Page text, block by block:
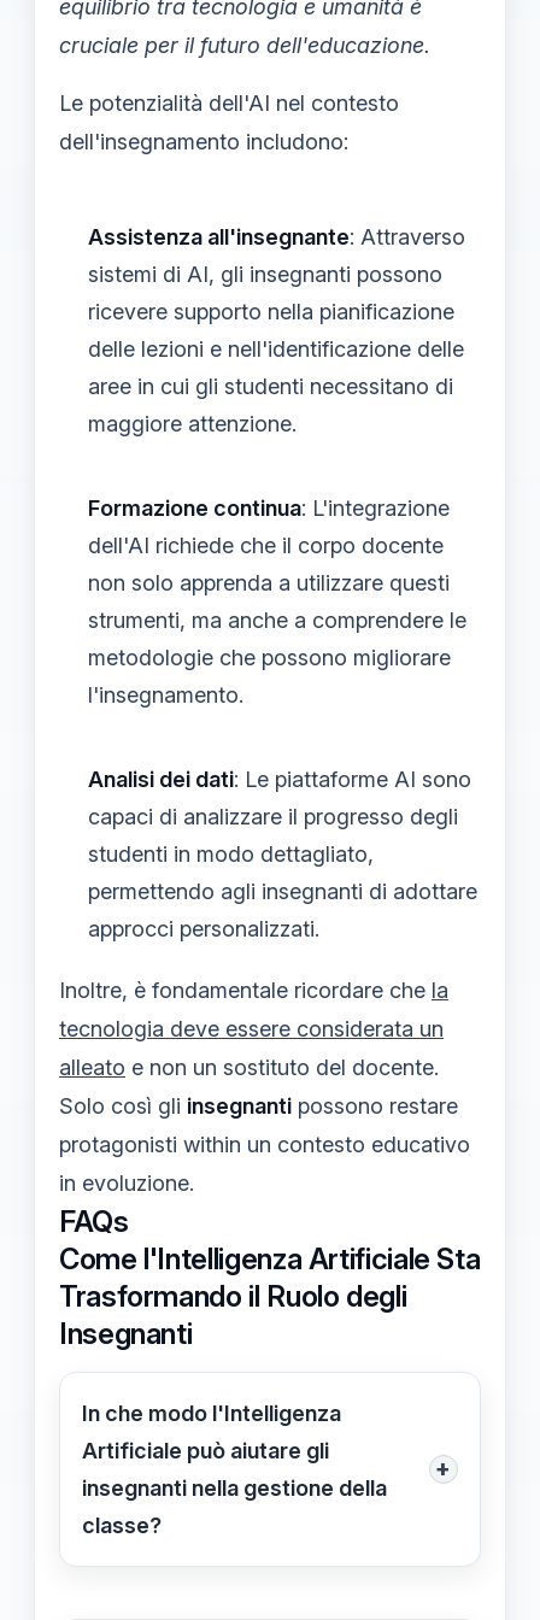
equilibrio tra tecnologia e umanità è
cruciale per il futuro dell'educazione.
Le potenzialità dell'AI nel contesto
dell'insegnamento includono:
Assistenza all'insegnante: Attraverso
sistemi di AI, gli insegnanti possono
ricevere supporto nella pianificazione
delle lezioni e nell'identificazione delle
aree in cui gli studenti necessitano di
maggiore attenzione.
Formazione continua: L'integrazione
dell'AI richiede che il corpo docente
non solo apprenda a utilizzare questi
strumenti, ma anche a comprendere le
metodologie che possono migliorare
l'insegnamento.
Analisi dei dati: Le piattaforme AI sono
capaci di analizzare il progresso degli
studenti in modo dettagliato,
permettendo agli insegnanti di adottare
approcci personalizzati.
Inoltre, è fondamentale ricordare che la
tecnologia deve essere considerata un
alleato e non un sostituto del docente.
Solo così gli insegnanti possono restare
protagonisti within un contesto educativo
in evoluzione.
FAQs
Come l'Intelligenza Artificiale Sta
Trasformando il Ruolo degli
Insegnanti
In che modo l'Intelligenza
Artificiale può aiutare gli
insegnanti nella gestione della
classe?
+
L'Intelligenza Artificiale può